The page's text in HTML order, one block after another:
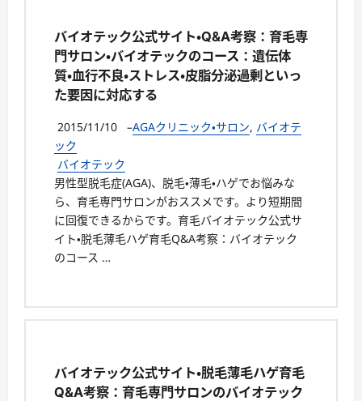
バイオテック公式サイト・Q&A考察：育毛専
門サロン・バイオテックのコース：遺伝体
質・血行不良・ストレス・皮脂分泌過剰といっ
た要因に対応する
2015/11/10 –AGAクリニック・サロン, バイオテ
ック
バイオテック
男性型脱毛症(AGA)、脱毛・薄毛・ハゲでお悩みな
ら、育毛専門サロンがおススメです。より短期間
に回復できるからです。育毛バイオテック公式サ
イト・脱毛薄毛ハゲ育毛Q&A考察：バイオテック
のコース …
バイオテック公式サイト・脱毛薄毛ハゲ育毛
Q&A考察：育毛専門サロンのバイオテック